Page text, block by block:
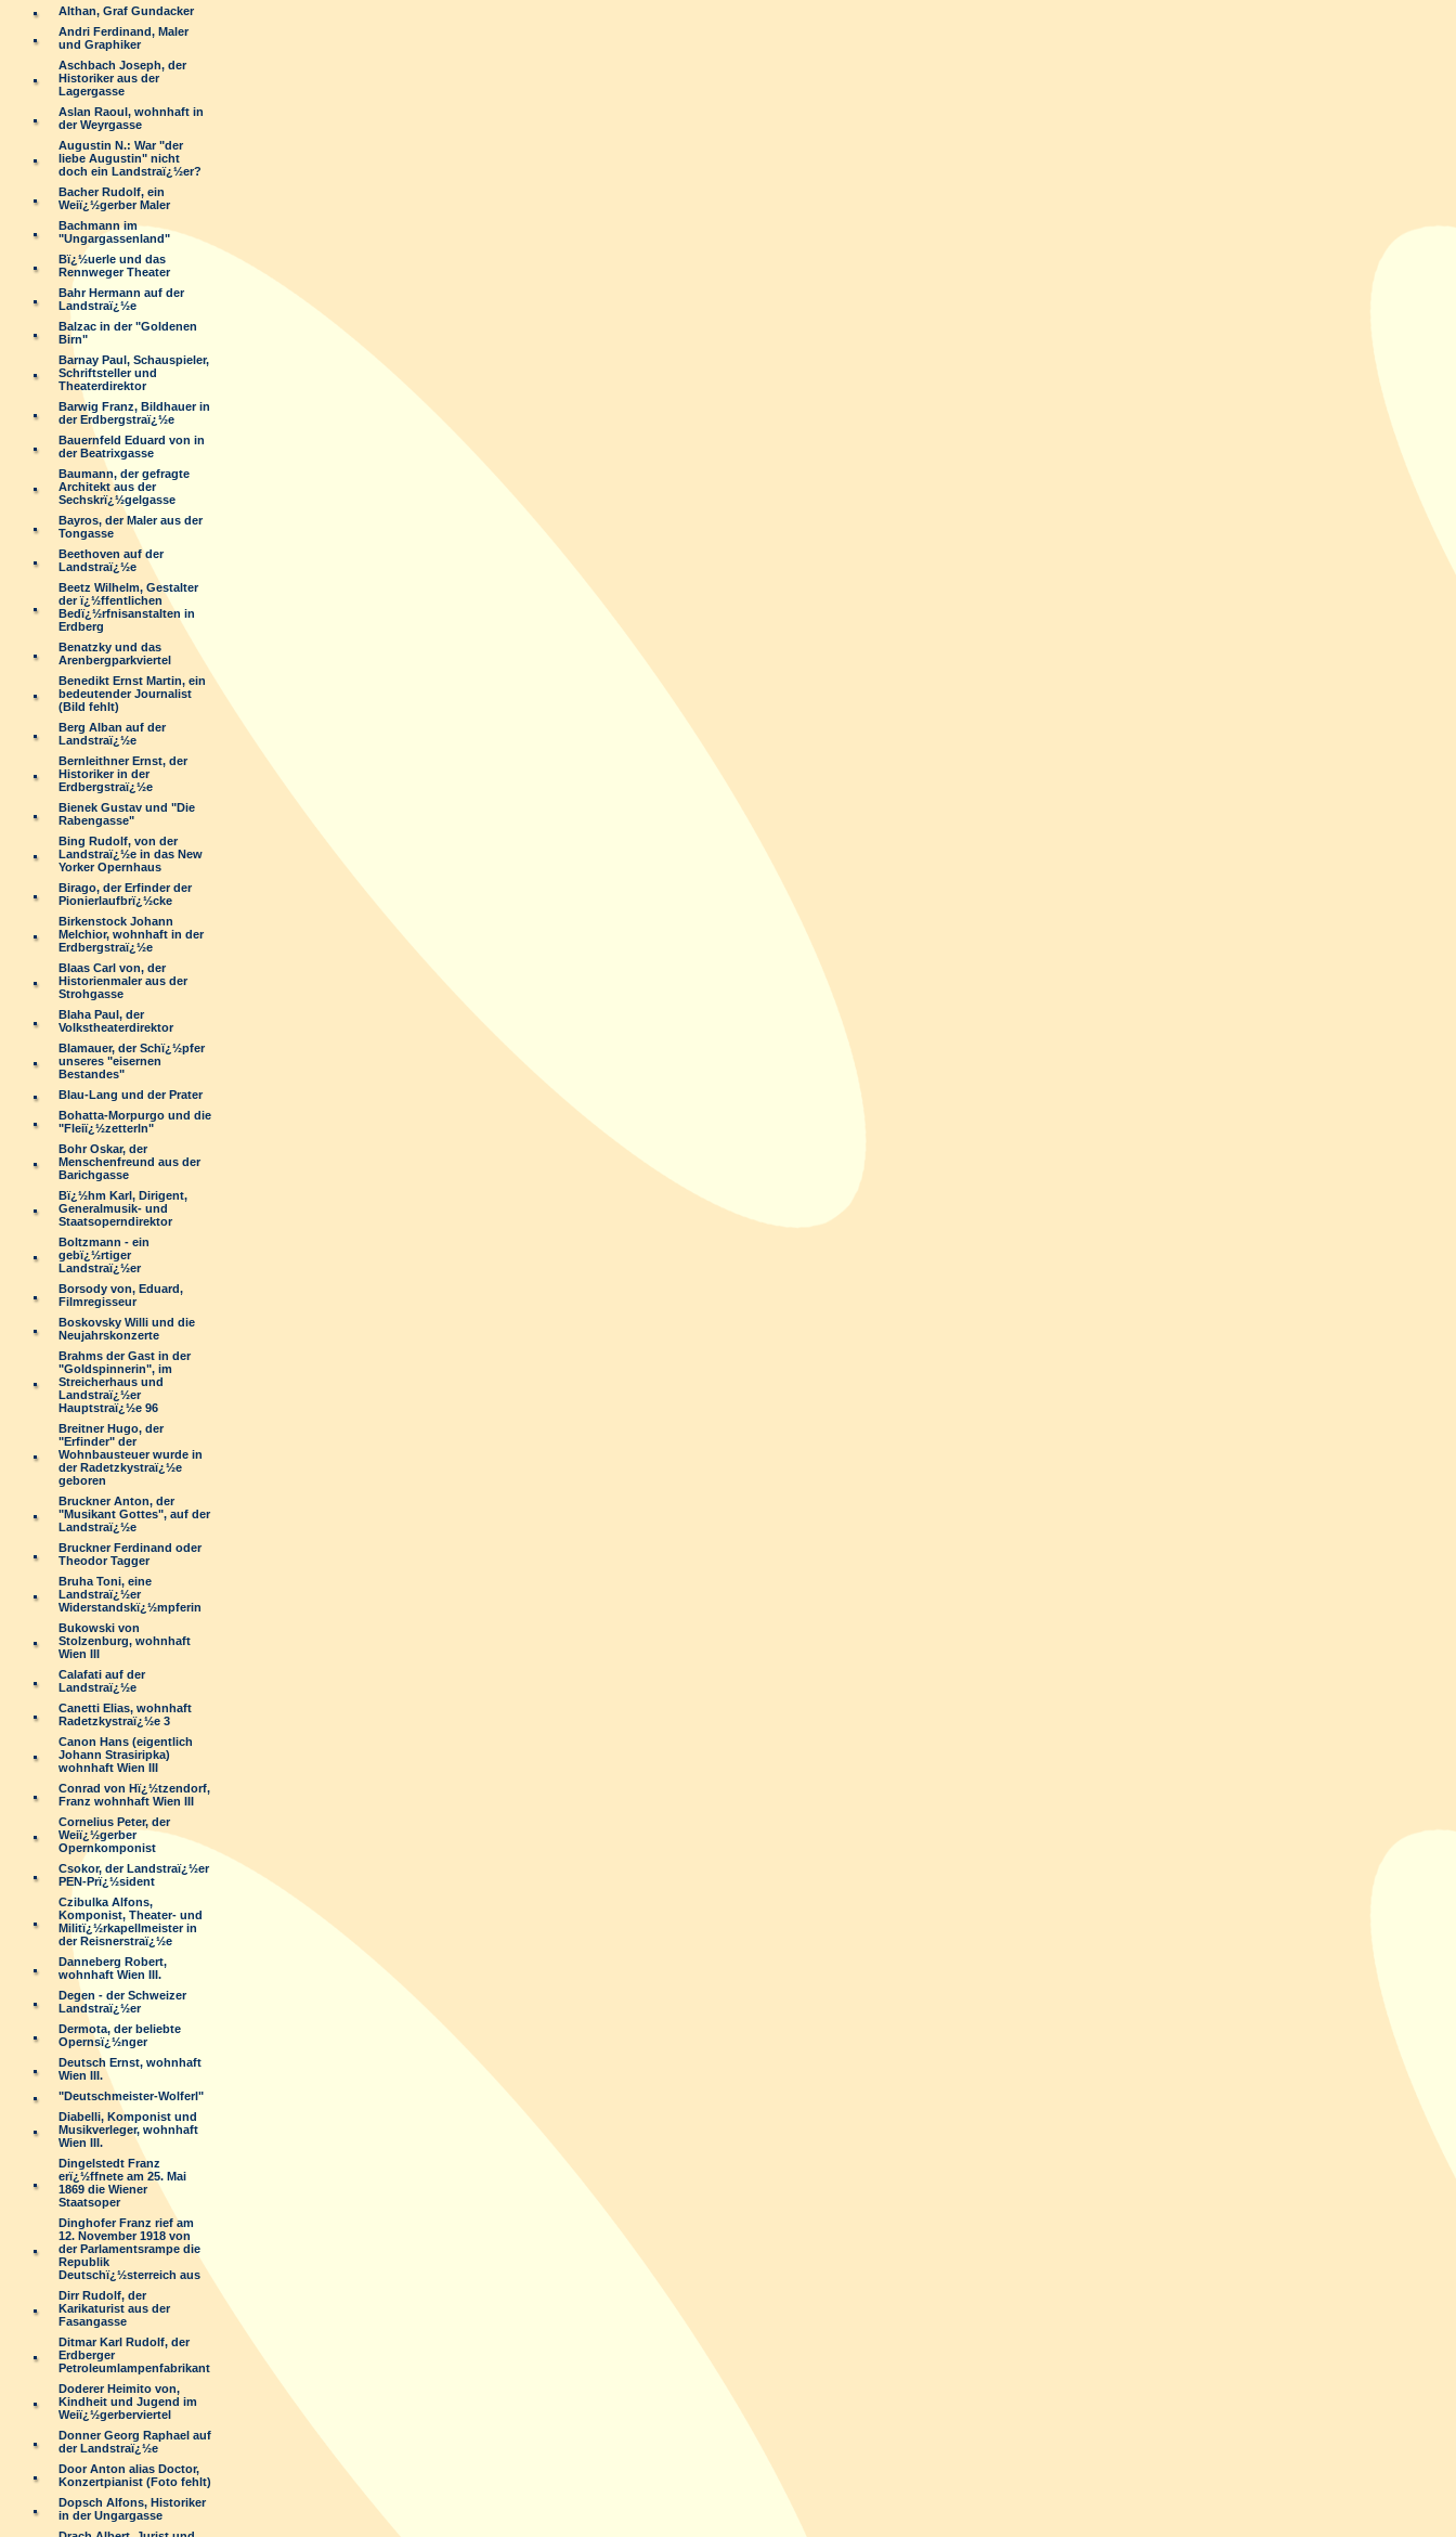
Althan, Graf Gundacker
Andri Ferdinand, Maler
und Graphiker
Aschbach Joseph, der
Historiker aus der
Lagergasse
Aslan Raoul, wohnhaft in
der Weyrgasse
Augustin N.: War "der
liebe Augustin" nicht
doch ein Landstraï¿½er?
Bacher Rudolf, ein
Weiï¿½gerber Maler
Bachmann im
"Ungargassenland"
Bï¿½uerle und das
Rennweger Theater
Bahr Hermann auf der
Landstraï¿½e
Balzac in der "Goldenen
Birn"
Barnay Paul, Schauspieler,
Schriftsteller und
Theaterdirektor
Barwig Franz, Bildhauer in
der Erdbergstraï¿½e
Bauernfeld Eduard von in
der Beatrixgasse
Baumann, der gefragte
Architekt aus der
Sechskrï¿½gelgasse
Bayros, der Maler aus der
Tongasse
Beethoven auf der
Landstraï¿½e
Beetz Wilhelm, Gestalter
der ï¿½ffentlichen
Bedï¿½rfnisanstalten in
Erdberg
Benatzky und das
Arenbergparkviertel
Benedikt Ernst Martin, ein
bedeutender Journalist
(Bild fehlt)
Berg Alban auf der
Landstraï¿½e
Bernleithner Ernst, der
Historiker in der
Erdbergstraï¿½e
Bienek Gustav und "Die
Rabengasse"
Bing Rudolf, von der
Landstraï¿½e in das New
Yorker Opernhaus
Birago, der Erfinder der
Pionierlaufbrï¿½cke
Birkenstock Johann
Melchior, wohnhaft in der
Erdbergstraï¿½e
Blaas Carl von, der
Historienmaler aus der
Strohgasse
Blaha Paul, der
Volkstheaterdirektor
Blamauer, der Schï¿½pfer
unseres "eisernen
Bestandes"
Blau-Lang und der Prater
Bohatta-Morpurgo und die
"Fleiï¿½zetterln"
Bohr Oskar, der
Menschenfreund aus der
Barichgasse
Bï¿½hm Karl, Dirigent,
Generalmusik- und
Staatsoperndirektor
Boltzmann - ein
gebï¿½rtiger
Landstraï¿½er
Borsody von, Eduard,
Filmregisseur
Boskovsky Willi und die
Neujahrskonzerte
Brahms der Gast in der
"Goldspinnerin", im
Streicherhaus und
Landstraï¿½er
Hauptstraï¿½e 96
Breitner Hugo, der
"Erfinder" der
Wohnbausteuer wurde in
der Radetzkystraï¿½e
geboren
Bruckner Anton, der
"Musikant Gottes", auf der
Landstraï¿½e
Bruckner Ferdinand oder
Theodor Tagger
Bruha Toni, eine
Landstraï¿½er
Widerstandskï¿½mpferin
Bukowski von
Stolzenburg, wohnhaft
Wien III
Calafati auf der
Landstraï¿½e
Canetti Elias, wohnhaft
Radetzkystraï¿½e 3
Canon Hans (eigentlich
Johann Strasiripka)
wohnhaft Wien III
Conrad von Hï¿½tzendorf,
Franz wohnhaft Wien III
Cornelius Peter, der
Weiï¿½gerber
Opernkomponist
Csokor, der Landstraï¿½er
PEN-Prï¿½sident
Czibulka Alfons,
Komponist, Theater- und
Militï¿½rkapellmeister in
der Reisnerstraï¿½e
Danneberg Robert,
wohnhaft Wien III.
Degen - der Schweizer
Landstraï¿½er
Dermota, der beliebte
Opernsï¿½nger
Deutsch Ernst, wohnhaft
Wien III.
"Deutschmeister-Wolferl"
Diabelli, Komponist und
Musikverleger, wohnhaft
Wien III.
Dingelstedt Franz
erï¿½ffnete am 25. Mai
1869 die Wiener
Staatsoper
Dinghofer Franz rief am
12. November 1918 von
der Parlamentsrampe die
Republik
Deutschï¿½sterreich aus
Dirr Rudolf, der
Karikaturist aus der
Fasangasse
Ditmar Karl Rudolf, der
Erdberger
Petroleumlampenfabrikant
Doderer Heimito von,
Kindheit und Jugend im
Weiï¿½gerberviertel
Donner Georg Raphael auf
der Landstraï¿½e
Door Anton alias Doctor,
Konzertpianist (Foto fehlt)
Dopsch Alfons, Historiker
in der Ungargasse